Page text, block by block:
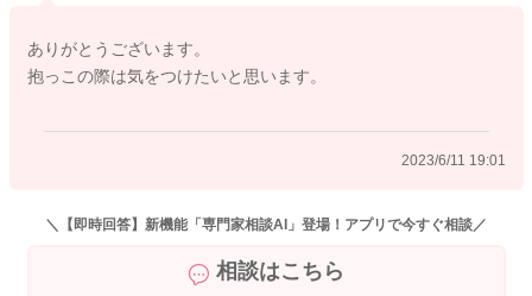
ださいね。
ご相談ありがとうございました。
ありがとうございます。
抱っこの際は気をつけたいと思います。
2023/6/11 19:01
＼【即時回答】新機能「専門家相談AI」登場！アプリで今すぐ相談／
相談はこちら